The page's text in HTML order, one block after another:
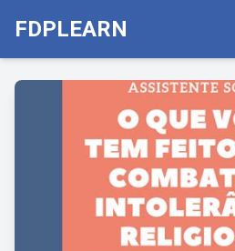
FDPLEARN